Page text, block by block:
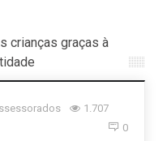
crianças graças à
1.707
0